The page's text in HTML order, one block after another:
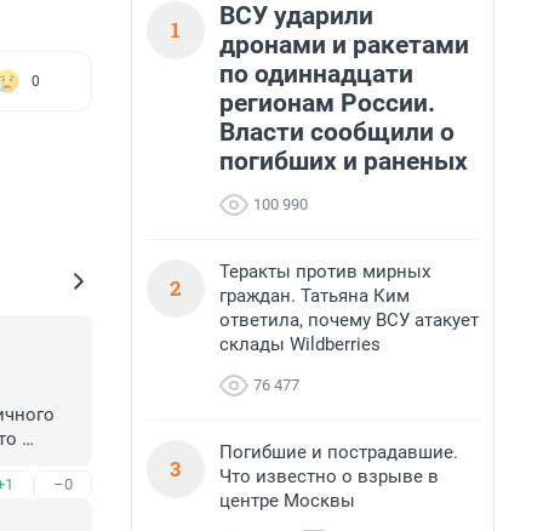
0
–0
1
ВСУ ударили
дронами и ракетами
по одиннадцати
регионам России.
Власти сообщили о
погибших и раненых
100 990
2
Теракты против мирных
граждан. Татьяна Ким
ответила, почему ВСУ атакует
склады Wildberries
76 477
3
Погибшие и пострадавшие.
Что известно о взрыве в
центре Москвы